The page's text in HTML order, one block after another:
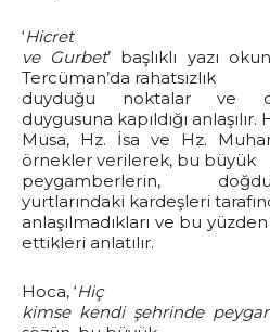
‘Hicret
ve Gurbet’ başlıklı yazı
Tercüman’da rahatsızlık
duyduğu noktalar ve
duygusuna kapıldığı anlaşılır.
Musa, Hz. İsa ve Hz.
örnekler verilerek, bu büyük
peygamberlerin,
yurtlarındaki kardeşleri
anlaşılmadıkları ve bu
ettikleri anlatılır.
Hoca, ‘Hiç
kimse kendi şehrinde